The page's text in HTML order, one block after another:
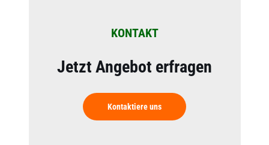
KONTAKT
Jetzt Angebot erfragen
Kontaktiere uns